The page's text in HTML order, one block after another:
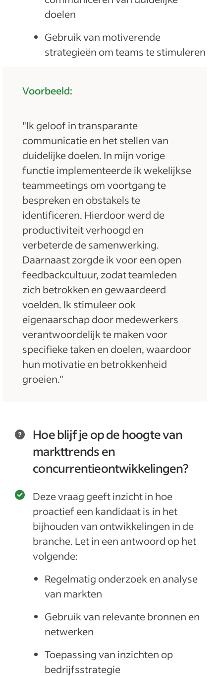
doelen
Gebruik van motiverende
strategieën om teams te stimuleren
Voorbeeld:
"Ik geloof in transparante
communicatie en het stellen van
duidelijke doelen. In mijn vorige
functie implementeerde ik wekelijkse
teammeetings om voortgang te
bespreken en obstakels te
identificeren. Hierdoor werd de
productiviteit verhoogd en
verbeterde de samenwerking.
Daarnaast zorgde ik voor een open
feedbackcultuur, zodat teamleden
zich betrokken en gewaardeerd
voelden. Ik stimuleer ook
eigenaarschap door medewerkers
verantwoordelijk te maken voor
specifieke taken en doelen, waardoor
hun motivatie en betrokkenheid
groeien."
Hoe blijf je op de hoogte van
markttrends en
concurrentieontwikkelingen?
Deze vraag geeft inzicht in hoe
proactief een kandidaat is in het
bijhouden van ontwikkelingen in de
branche. Let in een antwoord op het
volgende:
Regelmatig onderzoek en analyse
van markten
Gebruik van relevante bronnen en
netwerken
Toepassing van inzichten op
bedrijfsstrategie